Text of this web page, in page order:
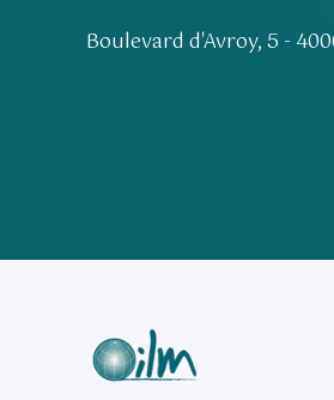
Boulevard d'Avroy, 5 -